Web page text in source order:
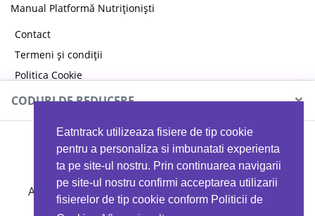
Eatntrack utilizeaza fisiere de tip cookie
pentru a personaliza si imbunatati experienta
ta pe site-ul nostru. Prin continuarea navigarii
pe site-ul nostru confirmi acceptarea utilizarii
fisierelor de tip cookie conform Politicii de
Manual Platformă Nutriționiști
Contact
Termeni și condiții
Politica Cookie
Politica de confidențialitate
CODURI DE REDUCERE ×
MYPROTEIN
Ai 40%reducere la orice comandă folosind codul
EATTRACK